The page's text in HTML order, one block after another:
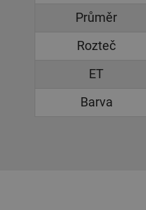
Průměr
Rozteč
ET
Barva